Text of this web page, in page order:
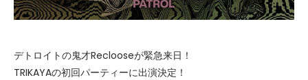
デトロイトの鬼才Reclooseが緊急来日！
TRIKAYAの初回パーティーに出演決定！